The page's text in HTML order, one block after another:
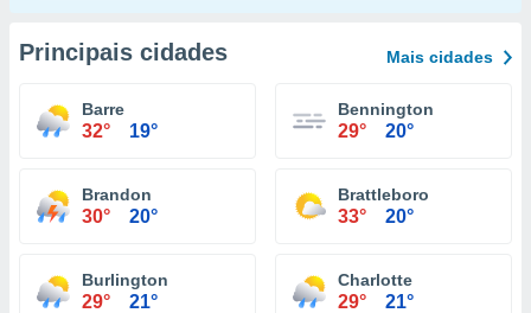
Principais cidades Mais cidades
Barre
32° 19°
Bennington
29° 20°
Brandon
30° 20°
Brattleboro
33° 20°
Burlington
29° 21°
Charlotte
29° 21°